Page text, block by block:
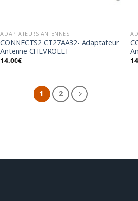
ADAPTATEURS ANTENNES
CONNECTS2 CT27AA32- Adaptateur
Antenne CHEVROLET
14,00€
1 2